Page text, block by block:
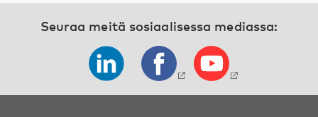
Seuraa meitä sosiaalisessa mediassa: